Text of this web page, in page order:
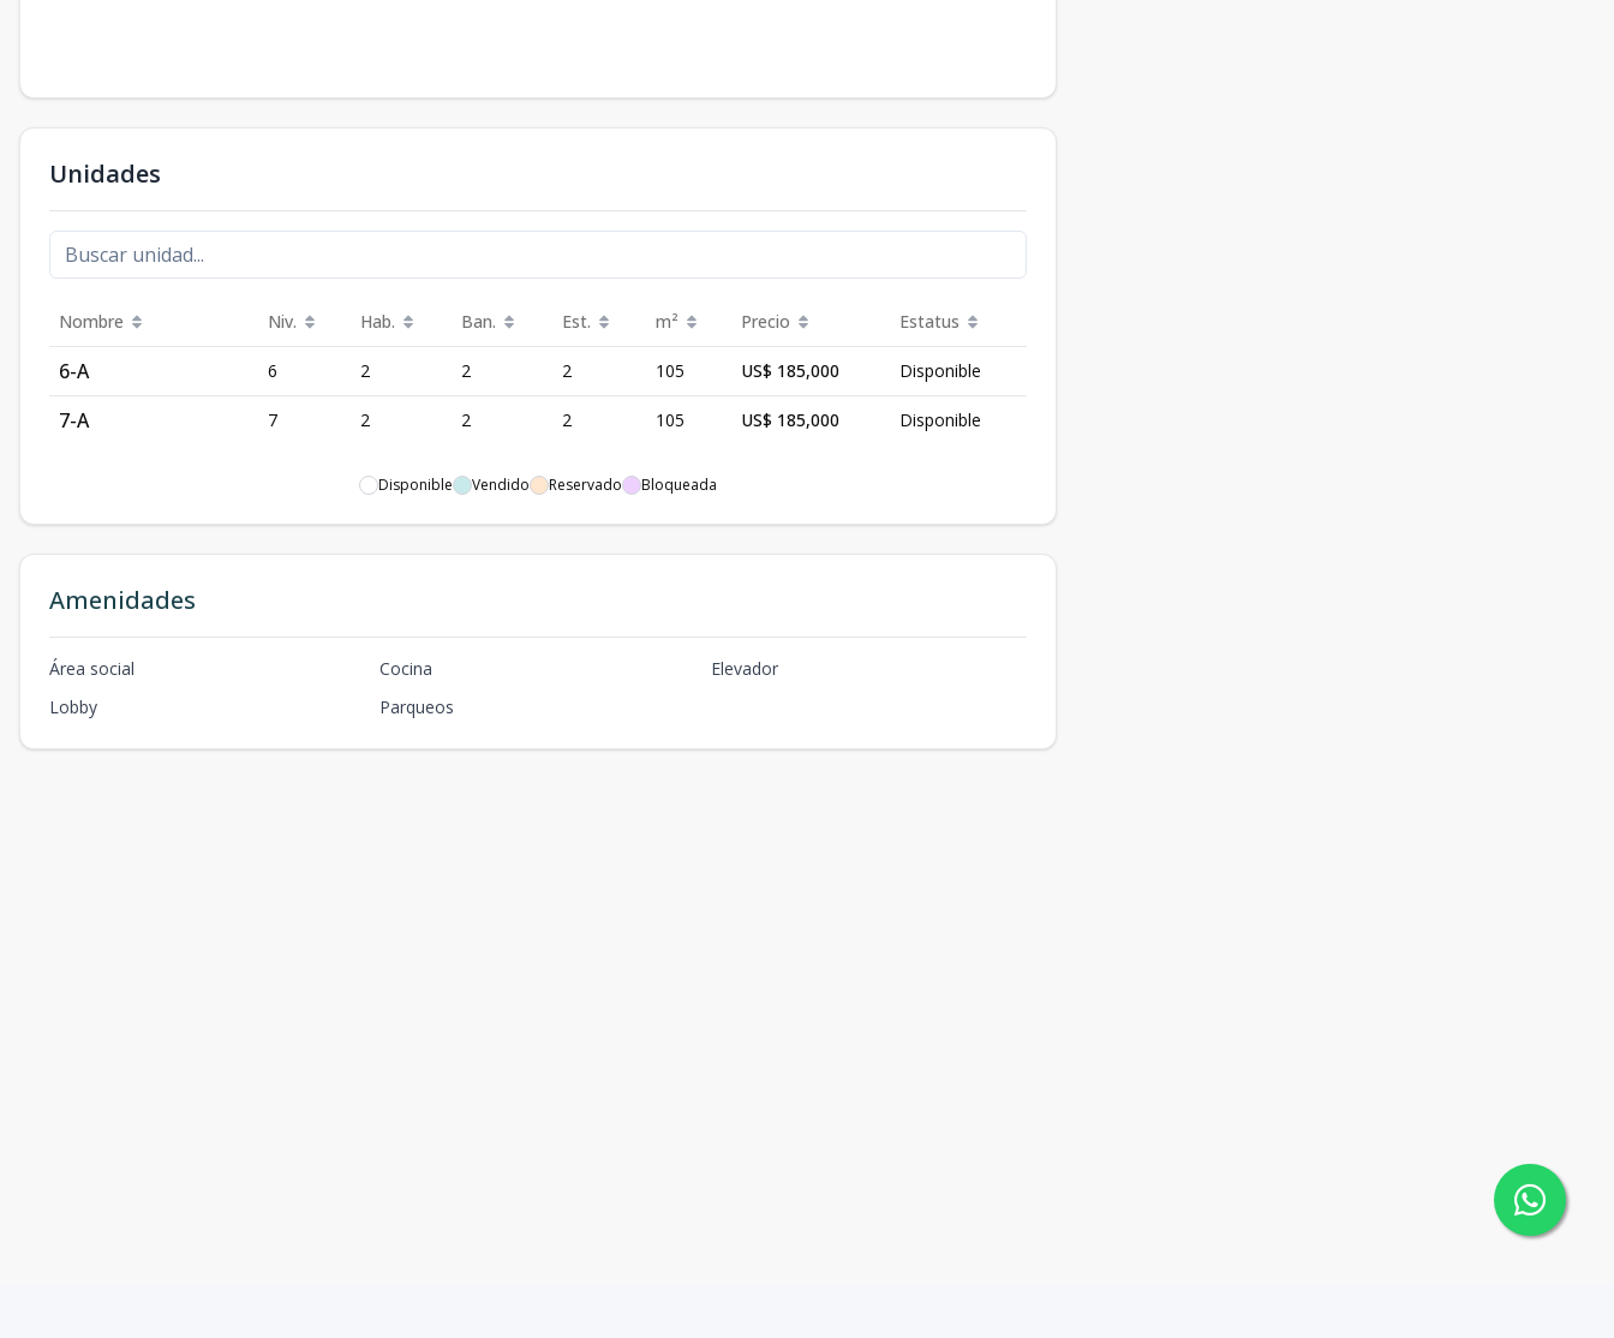
Unidades
Nombre Niv. Hab. Ban. Est. m² Precio Estatus
6-A 6 2 2 2 105 US$ 185,000 Disponible
7-A 7 2 2 2 105 US$ 185,000 Disponible
Disponible Vendido Reservado Bloqueada
Amenidades
Área social Cocina
Elevador
Lobby
Parqueos